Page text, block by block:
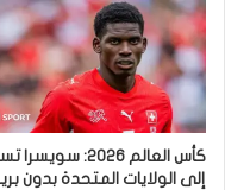
كأس العالم 2026: سويسرا
إلى الولايات المتحدة بدون